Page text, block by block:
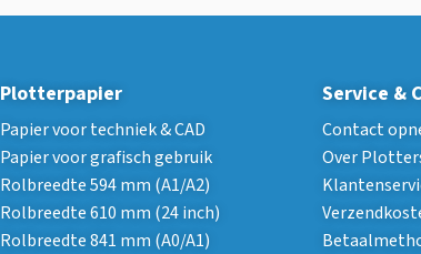
Plotterpapier
Papier voor techniek & CAD
Papier voor grafisch gebruik
Rolbreedte 594 mm (A1/A2)
Rolbreedte 610 mm (24 inch)
Rolbreedte 841 mm (A0/A1)
Service &
Contact
Over